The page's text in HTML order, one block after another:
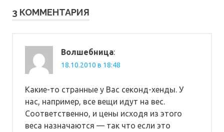
3 КОММЕНТАРИЯ
Волшебница:
18.10.2010 в 18:48
Какие-то странные у Вас секонд-хенды. У
нас, например, все вещи идут на вес.
Соответственно, и цены исходя из этого
веса назначаются — так что если это